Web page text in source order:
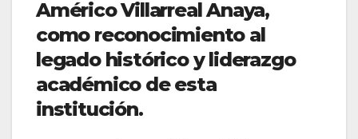
Américo Villarreal Anaya,
como reconocimiento al
legado histórico y liderazgo
académico de esta
institución.